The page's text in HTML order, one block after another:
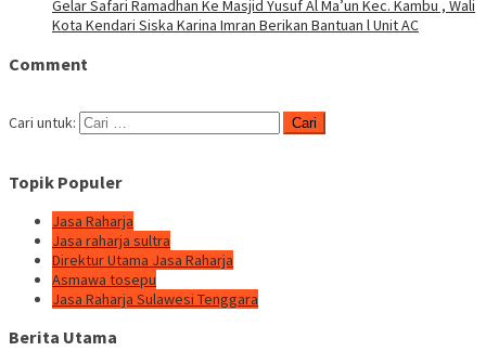
Gelar Safari Ramadhan Ke Masjid Yusuf Al Ma’un Kec. Kambu , Wali
Kota Kendari Siska Karina Imran Berikan Bantuan l Unit AC
Comment
Cari untuk:
Topik Populer
Jasa Raharja
Jasa raharja sultra
Direktur Utama Jasa Raharja
Asmawa tosepu
Jasa Raharja Sulawesi Tenggara
Berita Utama